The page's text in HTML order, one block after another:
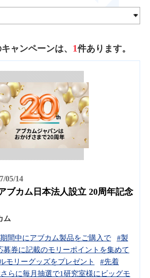
ャンペーンは、 1件あります。
05/14
ブカム日本法人設立 20周年記念
ム
間中にアブカム製品をご購入で
#製
募券に記載のモリーポイントを集めて
モリーグッズをプレゼント
#先着
らに毎月抽選で1研究室様にビッグモ